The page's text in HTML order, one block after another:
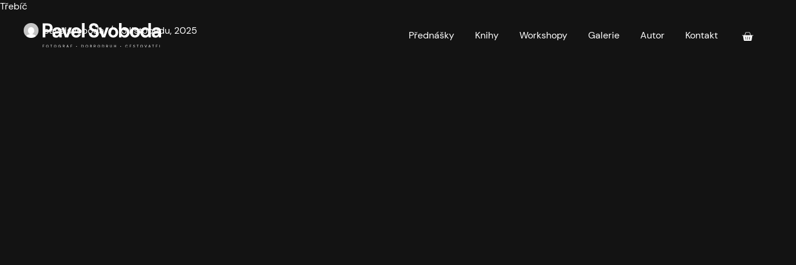
Přednášky Knihy Workshopy Galerie Autor Kontakt
Třebíč
pavelsvoboda
13 listopadu, 2025